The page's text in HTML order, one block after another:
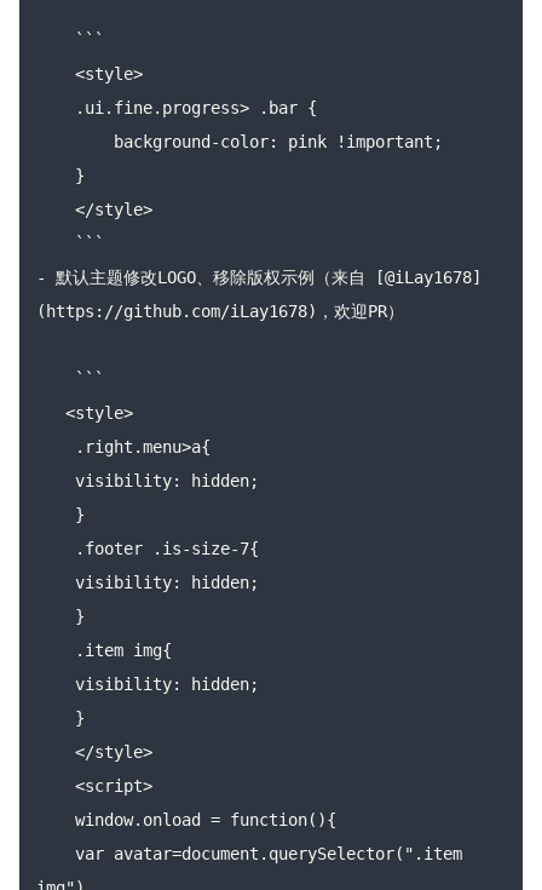
    <style>
    </style>
- 默认主题修改LOGO、移除版权示例（来自 [@iLay1678]
(https://github.com/iLay1678)，欢迎PR）
   <style>
    visibility: hidden;
    visibility: hidden;
    visibility: hidden;
    </style>
    <script>
    window.onload = function(){
    var avatar=document.querySelector(".item